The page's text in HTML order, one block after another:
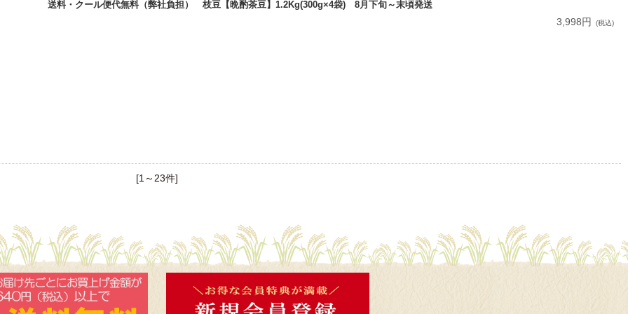
送料・クール便代無料（弊社負担） 枝豆【晩酌茶豆】1.2Kg(300g×4袋) 8月下旬～末頃発送
3,998円 (税込)
[1～23件]